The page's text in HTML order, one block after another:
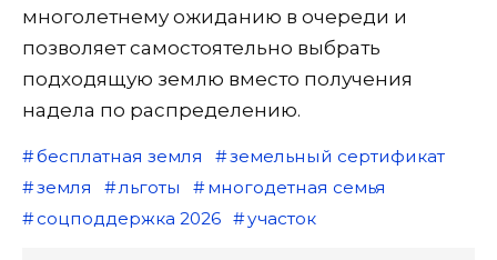
многолетнему ожиданию в очереди и
позволяет самостоятельно выбрать
подходящую землю вместо получения
надела по распределению.
бесплатная земля
земельный сертификат
земля
льготы
многодетная семья
соцподдержка 2026
участок